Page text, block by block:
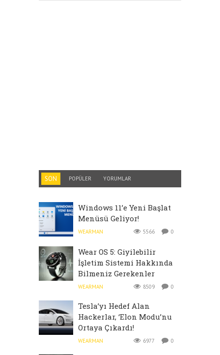
SON POPÜLER YORUMLAR
Windows 11’e Yeni Başlat
Menüsü Geliyor!
WEARMAN 5566 0
Wear OS 5: Giyilebilir
İşletim Sistemi Hakkında
Bilmeniz Gerekenler
WEARMAN 8509 0
Tesla’yı Hedef Alan
Hackerlar, ‘Elon Modu’nu
Ortaya Çıkardı!
WEARMAN 6977 0